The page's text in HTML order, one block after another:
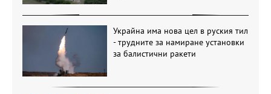
Украйна има нова цел в руския тил
- трудните за намиране установки
за балистични ракети